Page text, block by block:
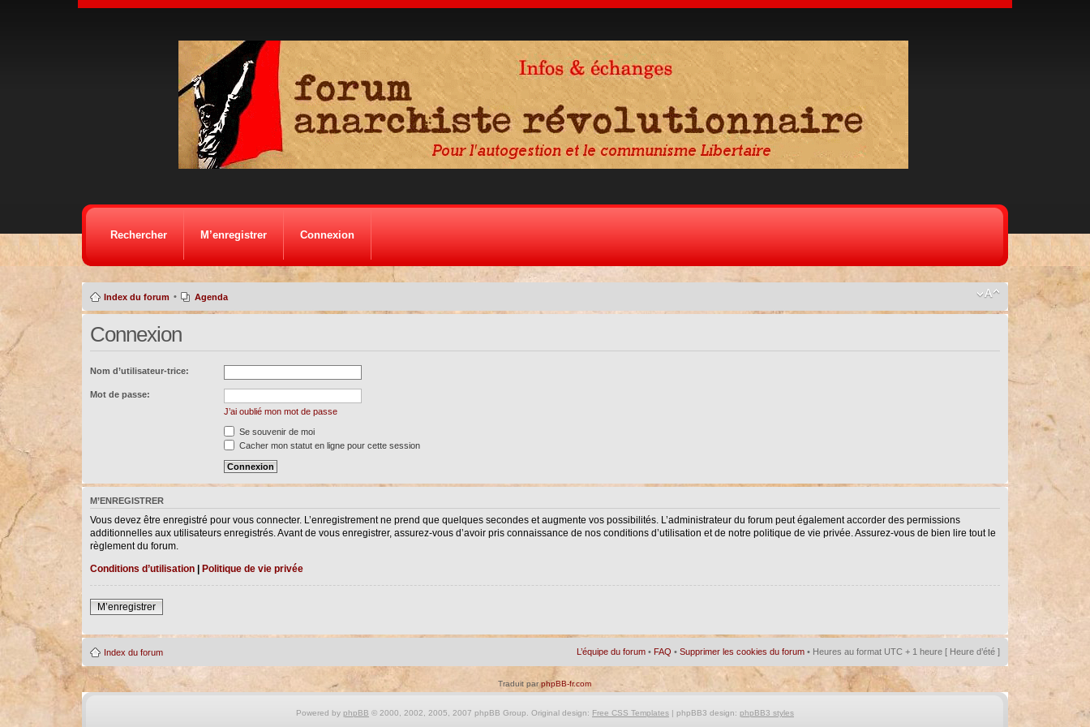
Rechercher M’enregistrer Connexion
Index du forum • Agenda
Connexion
Nom d’utilisateur-trice:
Mot de passe:
J’ai oublié mon mot de passe
Se souvenir de moi
Cacher mon statut en ligne pour cette session
M’ENREGISTRER
Vous devez être enregistré pour vous connecter. L’enregistrement ne prend que quelques secondes et augmente vos possibilités. L’administrateur du forum peut également accorder des permissions
additionnelles aux utilisateurs enregistrés. Avant de vous enregistrer, assurez-vous d’avoir pris connaissance de nos conditions d’utilisation et de notre politique de vie privée. Assurez-vous de bien lire tout le
règlement du forum.
Conditions d’utilisation| Politique de vie privée
M’enregistrer
Index du forum L’équipe du forum • FAQ •Supprimer les cookies du forum • Heures au format UTC + 1 heure [ Heure d’été ]
Traduit parphpBB-fr.com
Powered by phpBB © 2000, 2002, 2005, 2007 phpBB Group. Original design: Free CSS Templates| phpBB3 design: phpBB3 styles